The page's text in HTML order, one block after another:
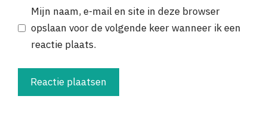
Mijn naam, e-mail en site in deze browser
opslaan voor de volgende keer wanneer ik een
reactie plaats.